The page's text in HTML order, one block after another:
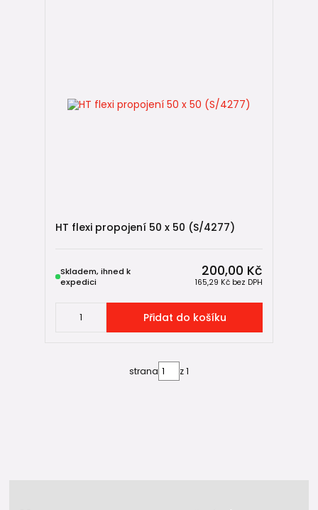
HT flexi propojení 50 x 50 (S/4277)
200,00 Kč
165,29 Kč bez DPH
Skladem, ihned k
expedici
Přidat do košíku
strana z 1